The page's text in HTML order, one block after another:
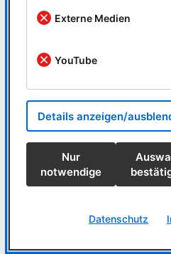
Jetzt direkt anfragen!
Hamburg
+49 40 85539400
E-Mail:info@megacad.de
Wir melden uns auch gerne
Externe Medien
YouTube
Details anzeigen/
Nur
notwendige
Datenschutz